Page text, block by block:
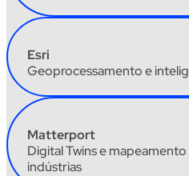
Esri
Geoprocessamento e
Matterport
DigitalTwinse mapeamento
indústrias